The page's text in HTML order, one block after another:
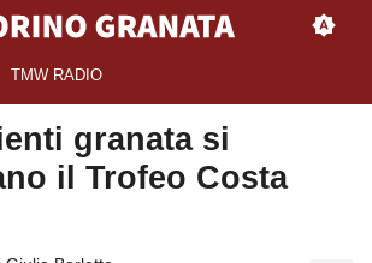
TMW RADIO
granata si
il Trofeo Costa